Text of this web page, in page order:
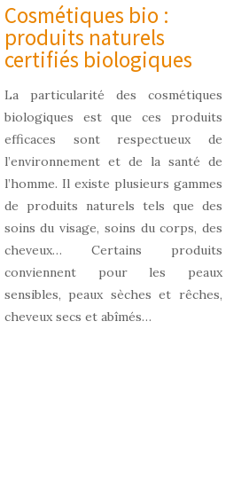
Cosmétiques bio :
produits naturels
certifiés biologiques
La particularité des cosmétiques
biologiques est que ces produits
efficaces sont respectueux de
l’environnement et de la santé de
l’homme. Il existe plusieurs gammes
de produits naturels tels que des
soins du visage, soins du corps, des
cheveux… Certains produits
conviennent pour les peaux
sensibles, peaux sèches et rêches,
cheveux secs et abîmés…